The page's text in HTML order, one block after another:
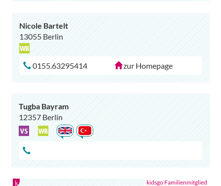
Nicole Bartelt
13055 Berlin
0155.63295414 zur Homepage
Tugba Bayram
12357 Berlin